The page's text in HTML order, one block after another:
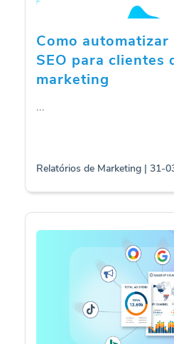
Como
SEO para clientes
marketing
...
Relatórios de Marketing | 31-